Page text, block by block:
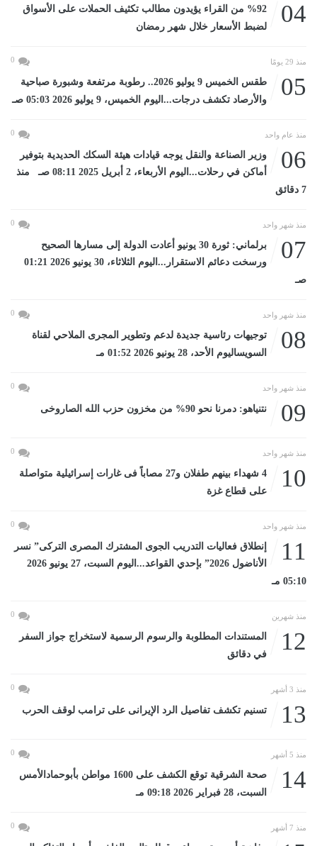
04
%92 من القراء يؤيدون مطالب تكثيف الحملات على الأسواق
لضبط الأسعار خلال شهر رمضان
منذ 29 يومًا 0
05
طقس الخميس 9 يوليو 2026.. رطوبة مرتفعة وشبورة صباحية
والأرصاد تكشف درجات...اليوم الخميس، 9 يوليو 2026 05:03 صـ
منذ عام واحد 0
06
وزير الصناعة والنقل يوجه قيادات هيئة السكك الحديدية بتوفير
أماكن في رحلات...اليوم الأربعاء، 2 أبريل 2025 08:11 صـ منذ
7 دقائق
منذ شهر واحد 0
07
برلماني: ثورة 30 يونيو أعادت الدولة إلى مسارها الصحيح
ورسخت دعائم الاستقرار...اليوم الثلاثاء، 30 يونيو 2026 01:21
صـ
منذ شهر واحد 0
08
توجيهات رئاسية جديدة لدعم وتطوير المجرى الملاحي لقناة
السويساليوم الأحد، 28 يونيو 2026 01:52 مـ
منذ شهر واحد 0
09 نتنياهو: دمرنا نحو 90% من مخزون حزب الله الصاروخى
منذ شهر واحد 0
10
4 شهداء بينهم طفلان و27 مصاباً فى غارات إسرائيلية متواصلة
على قطاع غزة
منذ شهر واحد 0
11
إنطلاق فعاليات التدريب الجوى المشترك المصرى التركى” نسر
الأناضول 2026” بإحدي القواعد...اليوم السبت، 27 يونيو 2026
05:10 مـ
منذ شهرين 0
12
المستندات المطلوبة والرسوم الرسمية لاستخراج جواز السفر
في دقائق
منذ 3 أشهر 0
13 تسنيم تكشف تفاصيل الرد الإيرانى على ترامب لوقف الحرب
منذ 5 أشهر 0
14
صحة الشرقية توقع الكشف على 1600 مواطن بأبوحمادالأمس
السبت، 28 فبراير 2026 09:18 مـ
منذ 7 أشهر 0